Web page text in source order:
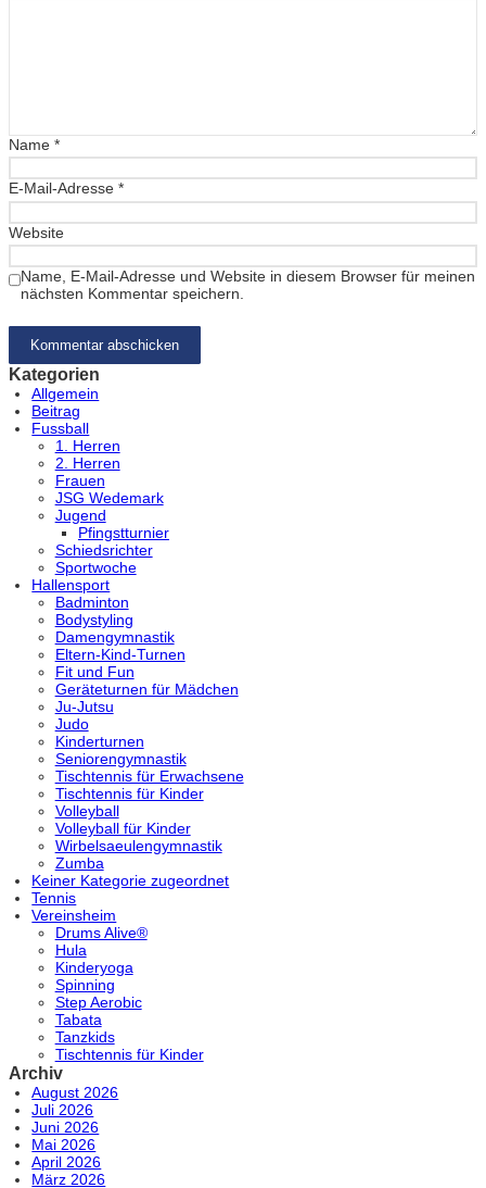
Name *
E-Mail-Adresse *
Website
Name, E-Mail-Adresse und Website in diesem Browser für meinen
nächsten Kommentar speichern.
Kategorien
Allgemein
Beitrag
Fussball
1. Herren
2. Herren
Frauen
JSG Wedemark
Jugend
Pfingstturnier
Schiedsrichter
Sportwoche
Hallensport
Badminton
Bodystyling
Damengymnastik
Eltern-Kind-Turnen
Fit und Fun
Geräteturnen für Mädchen
Ju-Jutsu
Judo
Kinderturnen
Seniorengymnastik
Tischtennis für Erwachsene
Tischtennis für Kinder
Volleyball
Volleyball für Kinder
Wirbelsaeulengymnastik
Zumba
Keiner Kategorie zugeordnet
Tennis
Vereinsheim
Drums Alive®
Hula
Kinderyoga
Spinning
Step Aerobic
Tabata
Tanzkids
Tischtennis für Kinder
Archiv
August 2026
Juli 2026
Juni 2026
Mai 2026
April 2026
März 2026